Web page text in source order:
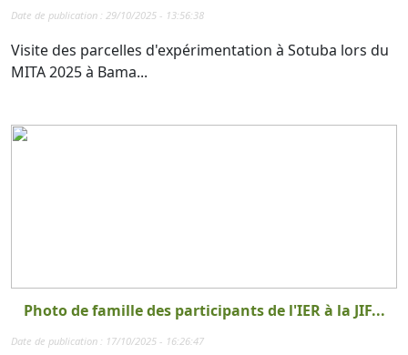
Date de publication : 29/10/2025 - 13:56:38
Visite des parcelles d'expérimentation à Sotuba lors du
MITA 2025 à Bama...
Photo de famille des participants de l'IER à la JIF...
Date de publication : 17/10/2025 - 16:26:47